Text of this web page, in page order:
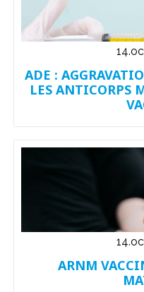
ADE :
LES ANTICORPS
ARNM